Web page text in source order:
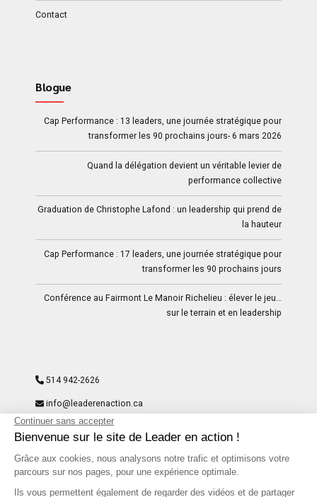
Contact
Blogue
Cap Performance : 13 leaders, une journée stratégique pour
transformer les 90 prochains jours- 6 mars 2026
Quand la délégation devient un véritable levier de
performance collective
Graduation de Christophe Lafond : un leadership qui prend de
la hauteur
Cap Performance : 17 leaders, une journée stratégique pour
transformer les 90 prochains jours
Conférence au Fairmont Le Manoir Richelieu : élever le jeu…
sur le terrain et en leadership
514 942-2626
info@leaderenaction.ca
9297-8204 Quebec Inc
Facebook